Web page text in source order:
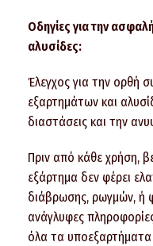
Οδηγίες για την
αλυσίδες:
Έλεγχος για την ορθή
εξαρτημάτων και
διαστάσεις και την
Πριν από κάθε χρήση,
εξάρτημα δεν φέρει
διάβρωσης, ρωγμών, ή
ανάγλυφες
όλα τα